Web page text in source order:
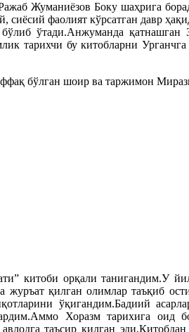
Жуманиёзов Боку шаҳрига
фаолият кўрсатган давр
ўтади.Анжуманда
тарихчи бу китобларни
бўлган шоир ва таржимон
китоби орқали танигандим.У
қилган олимлар таъқиб
ўқигандим.Бадиий
Хоразм тарихига оид
таъсир қилган